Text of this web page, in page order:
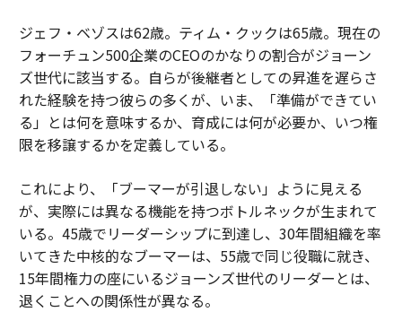
ジェフ・ベゾスは62歳。ティム・クックは65歳。現在の
フォーチュン500企業のCEOのかなりの割合がジョーン
ズ世代に該当する。自らが後継者としての昇進を遅らさ
れた経験を持つ彼らの多くが、いま、「準備ができてい
る」とは何を意味するか、育成には何が必要か、いつ権
限を移譲するかを定義している。
これにより、「ブーマーが引退しない」ように見える
が、実際には異なる機能を持つボトルネックが生まれて
いる。45歳でリーダーシップに到達し、30年間組織を率
いてきた中核的なブーマーは、55歳で同じ役職に就き、
15年間権力の座にいるジョーンズ世代のリーダーとは、
退くことへの関係性が異なる。